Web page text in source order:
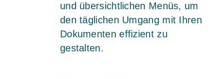
und übersichtlichen Menüs, um
den täglichen Umgang mit Ihren
Dokumenten effizient zu
gestalten.